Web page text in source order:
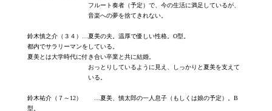
フルート奏者（予定）で、今の生活に満足しているが、
音楽への夢を捨てきれない。
鈴木慎之介（３４）…夏美の夫。温厚で優しい性格。O型。
都内でサラリーマンをしている。
夏美とは大学時代に付き合い卒業と共に結婚。
おっとりしているように見え、しっかりと夏美を支えて
いる。
鈴木祐介（７～12） …夏美、慎太郎の一人息子（もしくは娘の予定）。B
型。